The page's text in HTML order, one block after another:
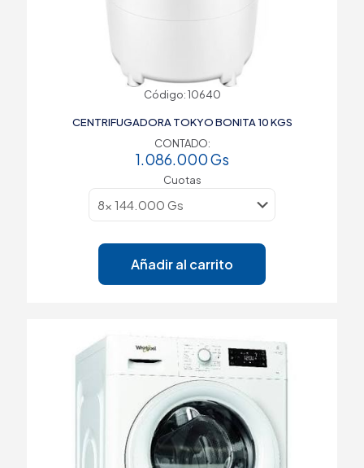
Código: 10640
CENTRIFUGADORA TOKYO BONITA 10 KGS
CONTADO:
1.086.000Gs
Cuotas
Añadir al carrito